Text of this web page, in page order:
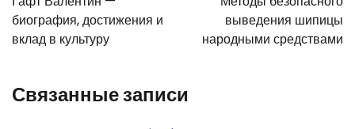
записям
биография, достижения и
вклад в культуру
выведения шипицы
народными средствами
Связанные записи